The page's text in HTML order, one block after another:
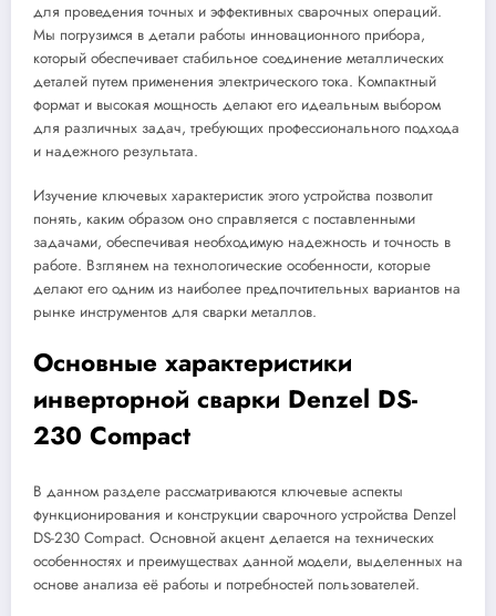
для проведения точных и эффективных сварочных операций.
Мы погрузимся в детали работы инновационного прибора,
который обеспечивает стабильное соединение металлических
деталей путем применения электрического тока. Компактный
формат и высокая мощность делают его идеальным выбором
для различных задач, требующих профессионального подхода
и надежного результата.
Изучение ключевых характеристик этого устройства позволит
понять, каким образом оно справляется с поставленными
задачами, обеспечивая необходимую надежность и точность в
работе. Взглянем на технологические особенности, которые
делают его одним из наиболее предпочтительных вариантов на
рынке инструментов для сварки металлов.
Основные характеристики
инверторной сварки Denzel DS-
230 Compact
В данном разделе рассматриваются ключевые аспекты
функционирования и конструкции сварочного устройства Denzel
DS-230 Compact. Основной акцент делается на технических
особенностях и преимуществах данной модели, выделенных на
основе анализа её работы и потребностей пользователей.